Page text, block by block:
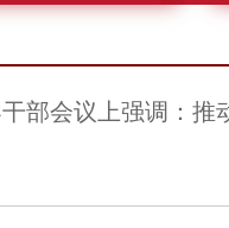
部会议上强调：